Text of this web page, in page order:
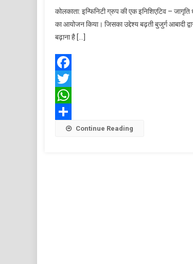
कोलकाता: इन्फिनिटी ग्रुप की एक इनिशिएटिव –
का आयोजन किया। जिसका उद्देश्य बढ़ती बुजुर्ग आबादी
बढ़ाना है […]
Facebook
Twitter
WhatsApp
Share Continue Reading